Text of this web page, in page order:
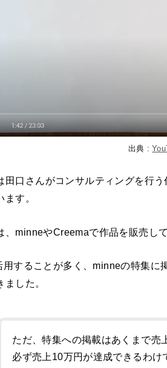
出典 :
田口さんがコンサルティングを行
す。
、minneやCreemaで作品を販売し
用することが多く、minneの特集に
した。
ただ、特集への掲載はあくまで売
必ず売上10万円が達成できるわけ